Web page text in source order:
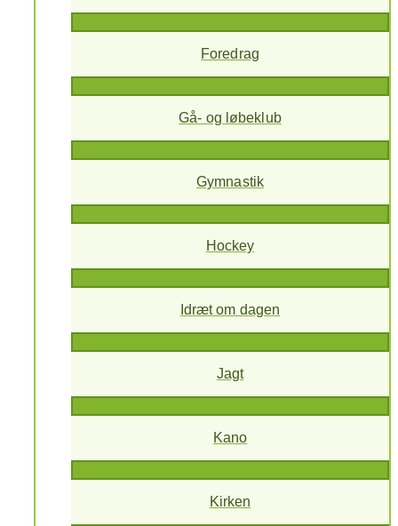
Foredrag
Gå- og løbeklub
Gymnastik
Hockey
Idræt om dagen
Jagt
Kano
Kirken